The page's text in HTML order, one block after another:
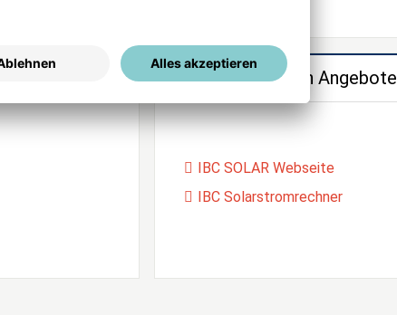
Unsere weiteren Angebote
IBC SOLAR Webseite
IBC Solarstromrechner